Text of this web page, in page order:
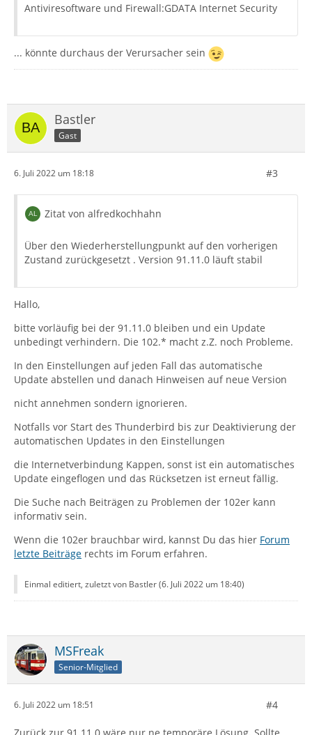
Antiviresoftware und Firewall:GDATA Internet Security
... könnte durchaus der Verursacher sein
Bastler
Gast
6. Juli 2022 um 18:18 #3
Zitat von alfredkochhahn
Über den Wiederherstellungpunkt auf den vorherigen
Zustand zurückgesetzt . Version 91.11.0 läuft stabil
Hallo,
bitte vorläufig bei der 91.11.0 bleiben und ein Update
unbedingt verhindern. Die 102.* macht z.Z. noch Probleme.
In den Einstellungen auf jeden Fall das automatische
Update abstellen und danach Hinweisen auf neue Version
nicht annehmen sondern ignorieren.
Notfalls vor Start des Thunderbird bis zur Deaktivierung der
automatischen Updates in den Einstellungen
die Internetverbindung Kappen, sonst ist ein automatisches
Update eingeflogen und das Rücksetzen ist erneut fällig.
Die Suche nach Beiträgen zu Problemen der 102er kann
informativ sein.
Wenn die 102er brauchbar wird, kannst Du das hier Forum
letzte Beiträge rechts im Forum erfahren.
Einmal editiert, zuletzt von Bastler (6. Juli 2022 um 18:40)
MSFreak
Senior-Mitglied
6. Juli 2022 um 18:51 #4